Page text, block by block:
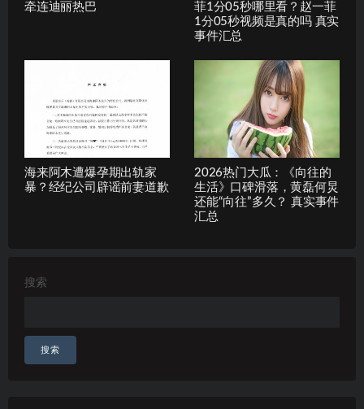
牵连迪丽热巴
菲1分05秒哪里看？赵一菲
1分05秒视频是真的吗 真实
事件汇总
海来阿木遭爆孕期出轨家
暴？经纪公司辟谣前妻道歉
2026热门大瓜：《向往的
生活》口碑滑落，黄磊何炅
还能“向往”多久？ 真实事件
汇总
搜索
搜索